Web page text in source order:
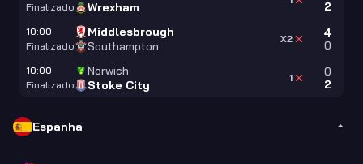
Finalizado
Wrexham
2
10:00
Finalizado
Middlesbrough
Southampton
4
0
X2
10:00
Finalizado
Norwich
Stoke City
0
2
1
Espanha